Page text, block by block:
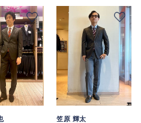
笠原 輝太